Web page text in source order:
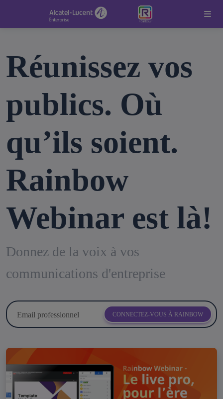
Réunissez vos
publics. Où
qu’ils soient.
Rainbow
Webinar est là!
Donnez de la voix à vos
communications d'entreprise
Email professionnel CONNECTEZ-VOUS À RAINBOW